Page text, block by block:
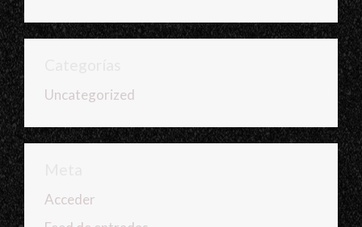
Uncategorized
Acceder